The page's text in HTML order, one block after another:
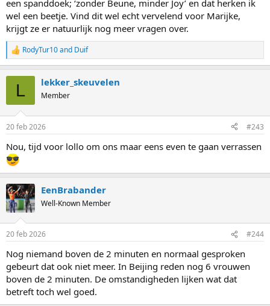
een spanddoek; ‘zonder Beune, minder Joy’ en dat herken ik
wel een beetje. Vind dit wel echt vervelend voor Marijke,
krijgt ze er natuurlijk nog meer vragen over.
R
e
s
RodyTur10and Duif
L lekker_skeuvelen
Member
20 feb 2026 #243
Nou, tijd voor lollo om ons maar eens even te gaan verrassen
EenBrabander
Well-Known Member
20 feb 2026 #244
Nog niemand boven de 2 minuten en normaal gesproken
gebeurt dat ook niet meer. In Beijing reden nog 6 vrouwen
boven de 2 minuten. De omstandigheden lijken wat dat
betreft toch wel goed.